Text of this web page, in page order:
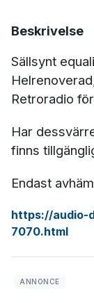
Beskrivelse
Sällsynt
Retroradio
Har
finns
Endast
https://audio-
7070.html